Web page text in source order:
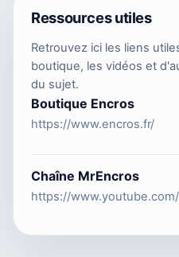
Ressources utiles
Retrouvez ici les liens
boutique, les vidéos et
du sujet.
Boutique Encros
https://www.encros.fr/
Chaîne MrEncros
https://